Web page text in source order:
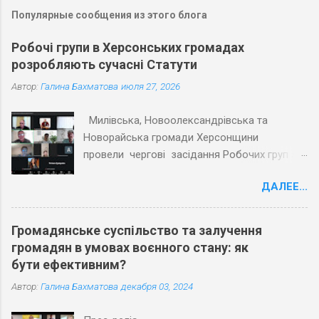
Популярные сообщения из этого блога
Робочі групи в Херсонських громадах
розробляють сучасні Статути
Автор: Галина Бахматова июля 27, 2026
Милівська, Новоолександрівська та
Новорайська громади Херсонщини
провели чергові засідання Робочих груп з
політичних і соціальних досліджень
(ПЦПСД) та з активістами громад, які
увійшли до Робочих груп з розробки
Статутів. Під час планових засідань
Робочих груп відповідно до графіку
громадам Херсонської області в розробці
ДАЛЕЕ...
Громадянське суспільство та залучення
громадян в умовах воєнного стану: як
бути ефективним?
Автор: Галина Бахматова декабря 03, 2024